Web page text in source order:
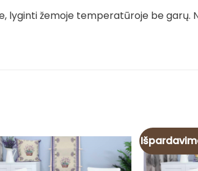
lyginti žemoje temperatūroje be garų.